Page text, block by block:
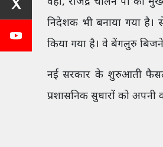
निदेशक भी बनाया गया है।
किया गया है। वे बेंगलुरु
नई सरकार के शुरुआती
प्रशासनिक सुधारों को अपनी